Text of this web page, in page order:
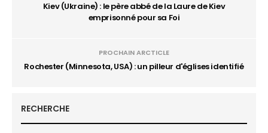
Kiev (Ukraine) : le père abbé de la Laure de Kiev
emprisonné pour sa Foi
PROCHAIN ARCTICLE
Rochester (Minnesota, USA) : un pilleur d'églises identifié
RECHERCHE